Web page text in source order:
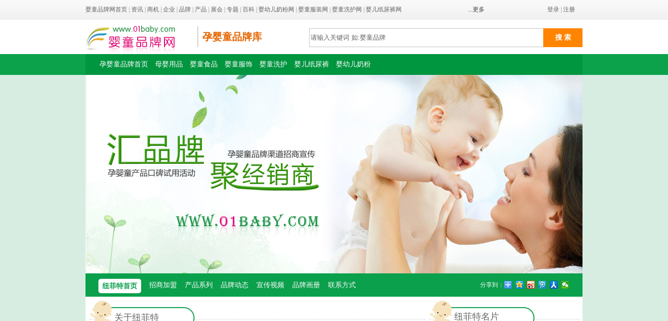
婴童品牌网首页 资讯 商机 企业 品牌 产品 展会 专题 百科 婴幼儿奶粉网 婴童服装网 婴童洗护网 婴儿纸尿裤网 ...更多 登录 注册
孕婴童品牌库
孕婴童品牌首页 母婴用品 婴童食品 婴童服饰 婴童洗护 婴儿纸尿裤 婴幼儿奶粉
分享到：
纽菲特首页 招商加盟 产品系列 品牌动态 宣传视频 品牌画册 联系方式
关于纽菲特 纽菲特名片